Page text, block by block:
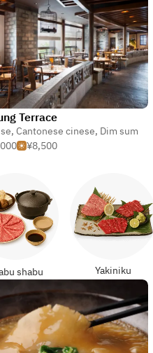
Terrace
, Cantonese cinese, Dim sum
¥8,500
shabu Yakiniku